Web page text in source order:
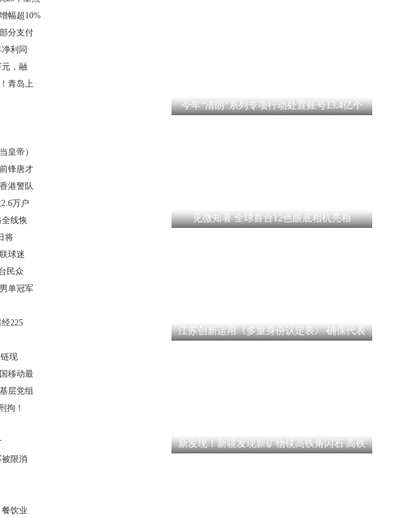
幅超10%
分支付
利同
，融
青岛上
皇帝）
锋唐才
港警队
万户
线恢
将
球迷
民众
单冠军
225
现
移动最
层党组
拘！
限消
饮业
今年“清朗”系列专项行动处置账号13.4亿个
见微知著 全球首台12色眼底相机亮相
江苏创新运用《多重身份认定表》 确保代表
新发现！新疆发现新矿物镁高铁角闪石 高铁